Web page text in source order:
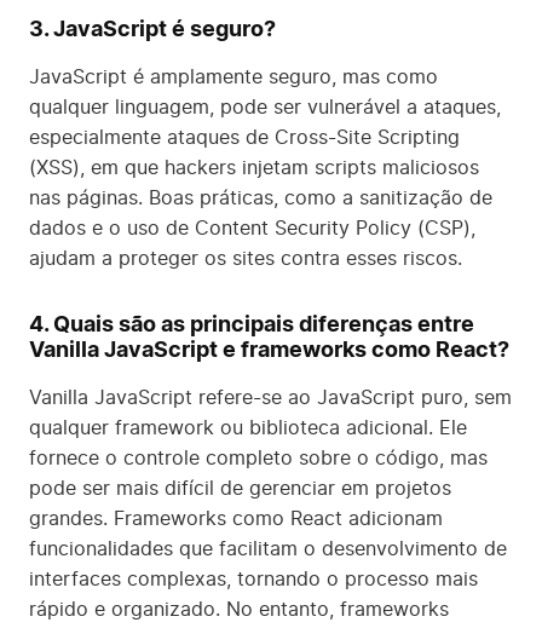
3. JavaScript é seguro?
JavaScript é amplamente seguro, mas como
qualquer linguagem, pode ser vulnerável a ataques,
especialmente ataques de Cross-Site Scripting
(XSS), em que hackers injetam scripts maliciosos
nas páginas. Boas práticas, como a sanitização de
dados e o uso de Content Security Policy (CSP),
ajudam a proteger os sites contra esses riscos.
4. Quais são as principais diferenças entre
Vanilla JavaScript e frameworks como React?
Vanilla JavaScript refere-se ao JavaScript puro, sem
qualquer framework ou biblioteca adicional. Ele
fornece o controle completo sobre o código, mas
pode ser mais difícil de gerenciar em projetos
grandes. Frameworks como React adicionam
funcionalidades que facilitam o desenvolvimento de
interfaces complexas, tornando o processo mais
rápido e organizado. No entanto, frameworks